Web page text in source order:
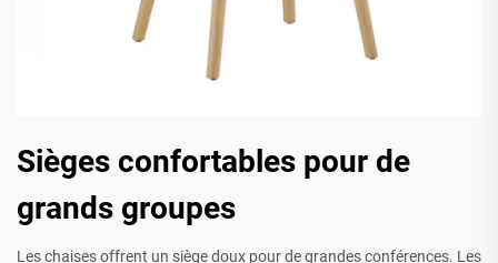
Sièges confortables pour de
grands groupes
Les chaises offrent un siège doux pour de grandes conférences. Les